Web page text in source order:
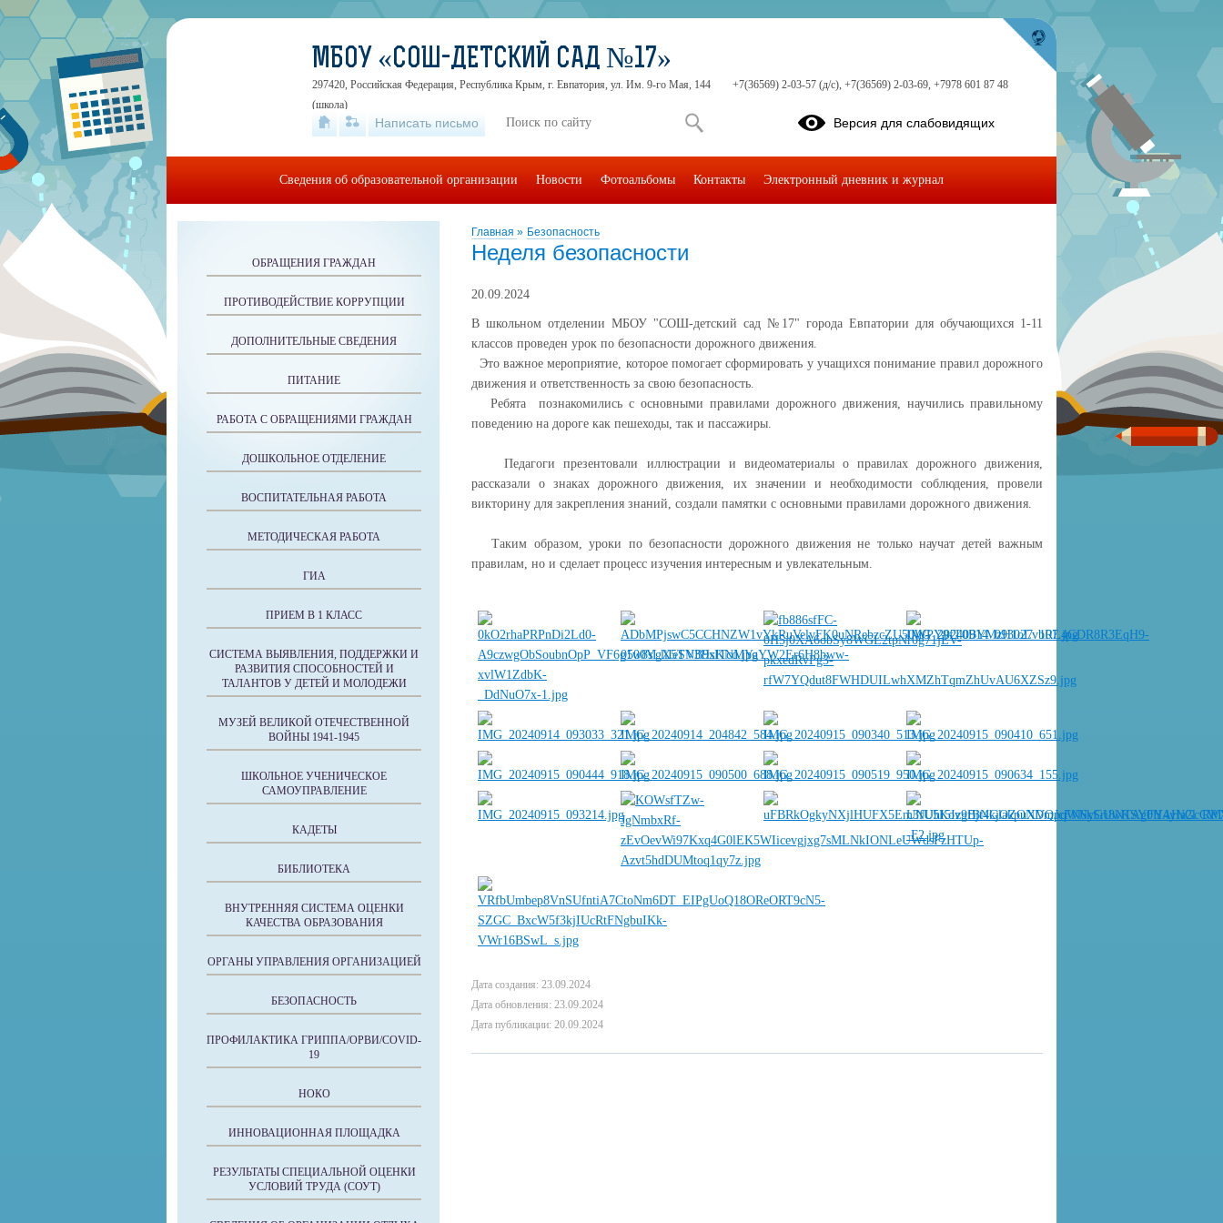
Главная » Безопасность
Неделя безопасности
20.09.2024
В школьном отделении МБОУ "СОШ-детский сад №17" города Евпатории для обучающихся 1-11
классов проведен урок по безопасности дорожного движения.
Это важное мероприятие, которое помогает сформировать у учащихся понимание правил дорожного
движения и ответственность за свою безопасность.
Ребята познакомились с основными правилами дорожного движения, научились правильному
поведению на дороге как пешеходы, так и пассажиры.
Педагоги презентовали иллюстрации и видеоматериалы о правилах дорожного движения,
рассказали о знаках дорожного движения, их значении и необходимости соблюдения, провели
викторину для закрепления знаний, создали памятки с основными правилами дорожного движения.
Таким образом, уроки по безопасности дорожного движения не только научат детей важным
правилам, но и сделает процесс изучения интересным и увлекательным.
Дата создания: 23.09.2024
Дата обновления: 23.09.2024
Дата публикации: 20.09.2024
ОБРАЩЕНИЯ ГРАЖДАН
ПРОТИВОДЕЙСТВИЕ КОРРУПЦИИ
ДОПОЛНИТЕЛЬНЫЕ СВЕДЕНИЯ
ПИТАНИЕ
РАБОТА С ОБРАЩЕНИЯМИ ГРАЖДАН
ДОШКОЛЬНОЕ ОТДЕЛЕНИЕ
ВОСПИТАТЕЛЬНАЯ РАБОТА
МЕТОДИЧЕСКАЯ РАБОТА
ГИА
ПРИЕМ В 1 КЛАСС
СИСТЕМА ВЫЯВЛЕНИЯ, ПОДДЕРЖКИ И
РАЗВИТИЯ СПОСОБНОСТЕЙ И
ТАЛАНТОВ У ДЕТЕЙ И МОЛОДЕЖИ
МУЗЕЙ ВЕЛИКОЙ ОТЕЧЕСТВЕННОЙ
ВОЙНЫ 1941-1945
ШКОЛЬНОЕ УЧЕНИЧЕСКОЕ
САМОУПРАВЛЕНИЕ
КАДЕТЫ
БИБЛИОТЕКА
ВНУТРЕННЯЯ СИСТЕМА ОЦЕНКИ
КАЧЕСТВА ОБРАЗОВАНИЯ
ОРГАНЫ УПРАВЛЕНИЯ ОРГАНИЗАЦИЕЙ
БЕЗОПАСНОСТЬ
ПРОФИЛАКТИКА ГРИППА/ОРВИ/COVID-
19
НОКО
ИННОВАЦИОННАЯ ПЛОЩАДКА
РЕЗУЛЬТАТЫ СПЕЦИАЛЬНОЙ ОЦЕНКИ
УСЛОВИЙ ТРУДА (СОУТ)
МБОУ «СОШ-ДЕТСКИЙ САД №17»
297420, Российская Федерация, Республика Крым, г. Евпатория, ул. Им. 9-го Мая, 144
+7(36569) 2-03-57 (д/с), +7(36569) 2-03-69, +7978 601 87 48
(школа)
Написать письмо Версия для слабовидящих
Сведения об образовательной организации Новости Фотоальбомы Контакты Электронный дневник и журнал